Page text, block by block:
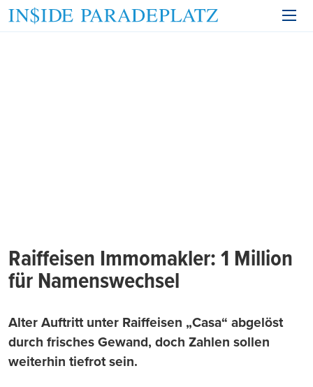
Raiffeisen Immomakler: 1 Million
für Namenswechsel
Alter Auftritt unter Raiffeisen „Casa“ abgelöst
durch frisches Gewand, doch Zahlen sollen
weiterhin tiefrot sein.